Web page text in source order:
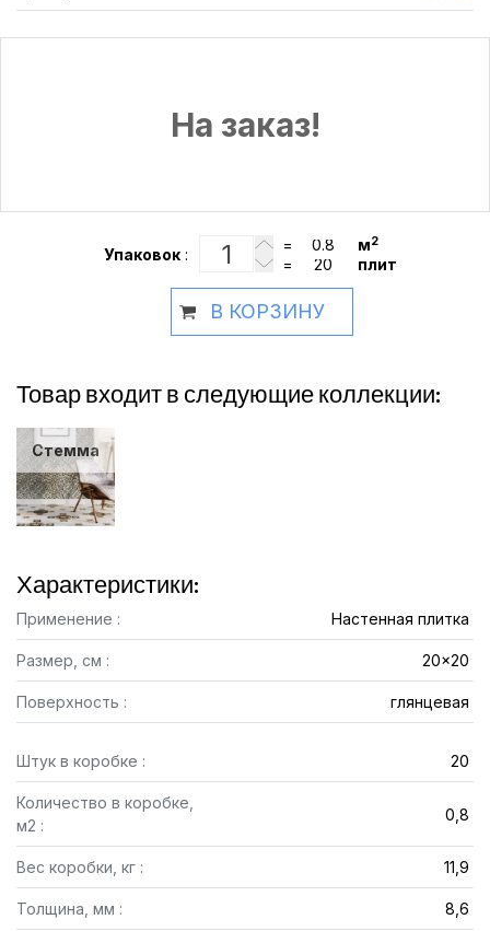
На заказ!
Упаковок :
= м2
= плит
В КОРЗИНУ
Товар входит в следующие коллекции:
Стемма
Характеристики:
Применение : Настенная плитка
Размер, см : 20x20
Поверхность : глянцевая
Штук в коробке : 20
Количество в коробке,
м2 :
0,8
Вес коробки, кг : 11,9
Толщина, мм : 8,6